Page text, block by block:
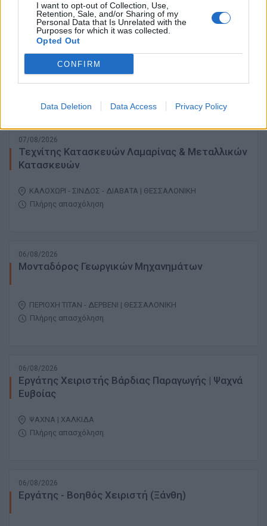
I want to opt-out of Collection, Use,
Retention, Sale, and/or Sharing of my
Personal Data that Is Unrelated with the
Purposes for which it was collected.
Opted Out
CONFIRM
Data Deletion Data Access Privacy Policy
07/08/2026
Χειριστής Μηχανημάτων Έργου
ΘΕΣΣΑΛΟΝΙΚΗ
07/08/2026
Τεχνίτης Κατασκευών Λαμαρίνας & Μεταλλικών
Κατασκευών
ΚΑΛΟΧΩΡΙ - ΣΙΝΔΟΣ - ΔΙΑΒΑΤΑ | ΘΕΣΣΑΛΟΝΙΚΗ
Πλήρης απασχόληση
06/08/2026
Μονταδόρος Γεωργικών Μηχανημάτων
ΠΕΡΙΟΧΗ ΤΙΤΑΝ - ΔΕΡΒΕΝΙ | ΘΕΣΣΑΛΟΝΙΚΗ
Πλήρης απασχόληση
06/08/2026
Εργάτης Χειριστής Βάρδιας Παραγωγής | Ψαχνά
Ευβοίας
ΨΑΧΝΑ | ΧΑΛΚΙΔΑ
Πλήρης απασχόληση
06/08/2026
Εργάτης - Βοηθός Χειριστή (Ξάνθη)